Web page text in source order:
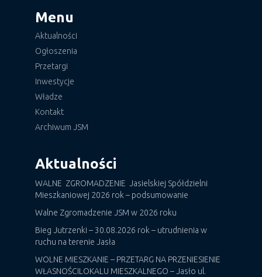
Menu
Aktualności
Ogłoszenia
Przetargi
Inwestycje
Władze
Kontakt
Archiwum JSM
Aktualności
WALNE ZGROMADZENIE Jasielskiej Spółdzielni
Mieszkaniowej 2026 rok – podsumowanie
Walne Zgromadzenie JSM w 2026 roku
Bieg Jutrzenki – 30.08.2026 rok – utrudnienia w
ruchu na terenie Jasła
WOLNE MIESZKANIE – PRZETARG NA PRZENIESIENIE
WŁASNOŚCILOKALU MIESZKALNEGO – Jasło ul.